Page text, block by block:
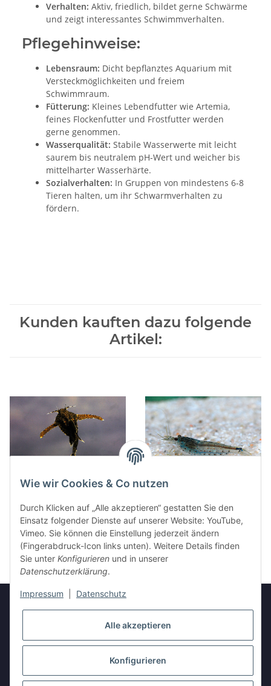
Verhalten: Aktiv, friedlich, bildet gerne Schwärme
und zeigt interessantes Schwimmverhalten.
Pflegehinweise:
Lebensraum: Dicht bepflanztes Aquarium mit
Versteckmöglichkeiten und freiem
Schwimmraum.
Fütterung: Kleines Lebendfutter wie Artemia,
feines Flockenfutter und Frostfutter werden
gerne genommen.
Wasserqualität: Stabile Wasserwerte mit leicht
saurem bis neutralem pH-Wert und weicher bis
mittelharter Wasserhärte.
Sozialverhalten: In Gruppen von mindestens 6-8
Tieren halten, um ihr Schwarmverhalten zu
fördern.
Kunden kauften dazu folgende
Artikel:
4,95 €*
4,95 € *
Gesetzliche Informationen
Wie wir Cookies & Co nutzen
Durch Klicken auf „Alle akzeptieren“ gestatten Sie den
Einsatz folgender Dienste auf unserer Website: YouTube,
Vimeo. Sie können die Einstellung jederzeit ändern
(Fingerabdruck-Icon links unten). Weitere Details finden
Sie unter Konfigurieren und in unserer
Datenschutzerklärung.
Impressum Datenschutz
Alle akzeptieren
Konfigurieren